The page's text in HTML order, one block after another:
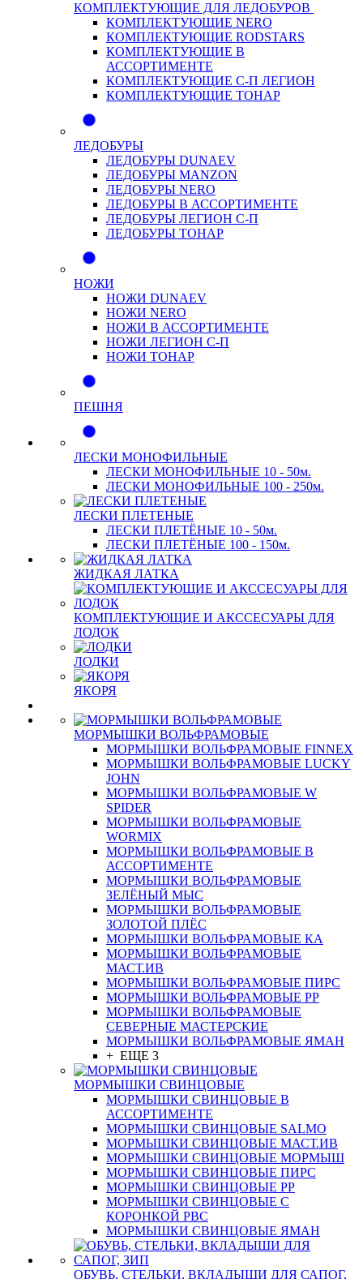
КОМПЛЕКТУЮЩИЕ ДЛЯ ЛЕДОБУРОВ
КОМПЛЕКТУЮЩИЕ NERO
КОМПЛЕКТУЮЩИЕ RODSTARS
КОМПЛЕКТУЮЩИЕ В
АССОРТИМЕНТЕ
КОМПЛЕКТУЮЩИЕ С-П ЛЕГИОН
КОМПЛЕКТУЮЩИЕ ТОНАР
ЛЕДОБУРЫ
ЛЕДОБУРЫ DUNAEV
ЛЕДОБУРЫ MANZON
ЛЕДОБУРЫ NERO
ЛЕДОБУРЫ В АССОРТИМЕНТЕ
ЛЕДОБУРЫ ЛЕГИОН С-П
ЛЕДОБУРЫ ТОНАР
НОЖИ
НОЖИ DUNAEV
НОЖИ NERO
НОЖИ В АССОРТИМЕНТЕ
НОЖИ ЛЕГИОН С-П
НОЖИ ТОНАР
ПЕШНЯ
ЛЕСКИ МОНОФИЛЬНЫЕ
ЛЕСКИ МОНОФИЛЬНЫЕ 10 - 50м.
ЛЕСКИ МОНОФИЛЬНЫЕ 100 - 250м.
ЛЕСКИ ПЛЕТЕНЫЕ
ЛЕСКИ ПЛЕТЁНЫЕ 10 - 50м.
ЛЕСКИ ПЛЕТЁНЫЕ 100 - 150м.
ЖИДКАЯ ЛАТКА
КОМПЛЕКТУЮЩИЕ И АКССЕСУАРЫ ДЛЯ
ЛОДОК
ЛОДКИ
ЯКОРЯ
МОРМЫШКИ ВОЛЬФРАМОВЫЕ
МОРМЫШКИ ВОЛЬФРАМОВЫЕ FINNEX
МОРМЫШКИ ВОЛЬФРАМОВЫЕ LUCKY
JOHN
МОРМЫШКИ ВОЛЬФРАМОВЫЕ W
SPIDER
МОРМЫШКИ ВОЛЬФРАМОВЫЕ
WORMIX
МОРМЫШКИ ВОЛЬФРАМОВЫЕ В
АССОРТИМЕНТЕ
МОРМЫШКИ ВОЛЬФРАМОВЫЕ
ЗЕЛЁНЫЙ МЫС
МОРМЫШКИ ВОЛЬФРАМОВЫЕ
ЗОЛОТОЙ ПЛЁС
МОРМЫШКИ ВОЛЬФРАМОВЫЕ КА
МОРМЫШКИ ВОЛЬФРАМОВЫЕ
МАСТ.ИВ
МОРМЫШКИ ВОЛЬФРАМОВЫЕ ПИРС
МОРМЫШКИ ВОЛЬФРАМОВЫЕ РР
МОРМЫШКИ ВОЛЬФРАМОВЫЕ
СЕВЕРНЫЕ МАСТЕРСКИЕ
МОРМЫШКИ ВОЛЬФРАМОВЫЕ ЯМАН
+ ЕЩЕ 3
МОРМЫШКИ СВИНЦОВЫЕ
МОРМЫШКИ СВИНЦОВЫЕ В
АССОРТИМЕНТЕ
МОРМЫШКИ СВИНЦОВЫЕ SALMO
МОРМЫШКИ СВИНЦОВЫЕ МАСТ.ИВ
МОРМЫШКИ СВИНЦОВЫЕ МОРМЫШ
МОРМЫШКИ СВИНЦОВЫЕ ПИРС
МОРМЫШКИ СВИНЦОВЫЕ РР
МОРМЫШКИ СВИНЦОВЫЕ С
КОРОНКОЙ РВС
МОРМЫШКИ СВИНЦОВЫЕ ЯМАН
ОБУВЬ, СТЕЛЬКИ, ВКЛАДЫШИ ДЛЯ САПОГ,